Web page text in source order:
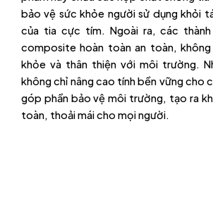
bảo vệ sức khỏe người sử dụng khỏi
của tia cực tím. Ngoài ra, các
composite hoàn toàn an toàn,
khỏe và thân thiện với môi trường.
không chỉ nâng cao tính bền vững cho
góp phần bảo vệ môi trường, tạo ra
toàn, thoải mái cho mọi người.